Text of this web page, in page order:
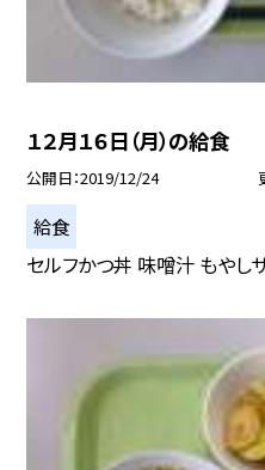
１２月１６日（月）の給食
公開日 2019/12/24
給食
セルフかつ丼 味噌汁 もやし